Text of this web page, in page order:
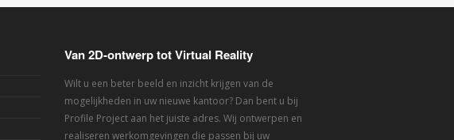
Van 2D-ontwerp tot Virtual Reality
Wilt u een beter beeld en inzicht krijgen van de
mogelijkheden in uw nieuwe kantoor? Dan bent u bij
Profile Project aan het juiste adres. Wij ontwerpen en
realiseren werkomgevingen die passen bij uw